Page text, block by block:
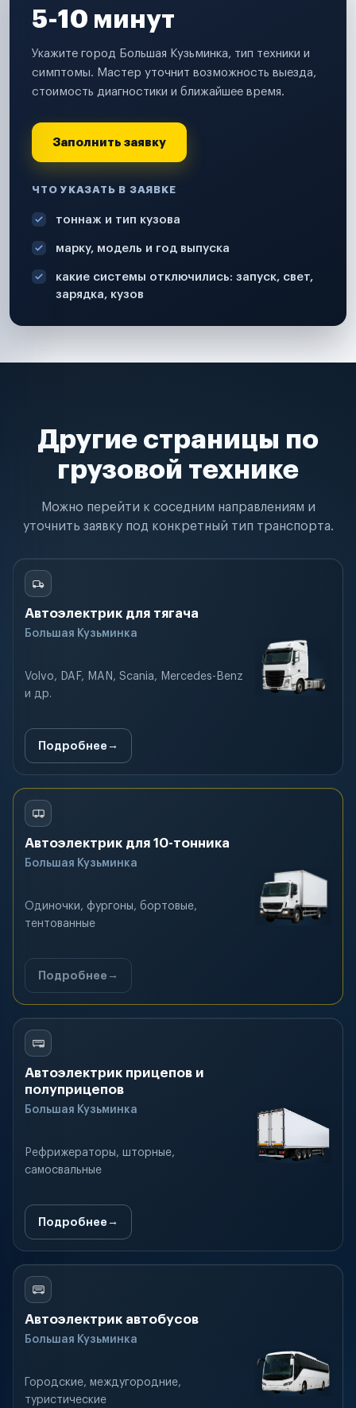
5-10 минут
Укажите город Большая Кузьминка, тип техники и
симптомы. Мастер уточнит возможность выезда,
стоимость диагностики и ближайшее время.
Заполнить заявку
ЧТО УКАЗАТЬ В ЗАЯВКЕ
тоннаж и тип кузова
марку, модель и год выпуска
какие системы отключились: запуск, свет,
зарядка, кузов
Другие страницы по
грузовой технике
Можно перейти к соседним направлениям и
уточнить заявку под конкретный тип транспорта.
Автоэлектрик для тягача
Большая Кузьминка
Volvo, DAF, MAN, Scania, Mercedes-Benz
и др.
Подробнее
Автоэлектрик для 10-тонника
Большая Кузьминка
Одиночки, фургоны, бортовые,
тентованные
Подробнее
Автоэлектрик прицепов и
полуприцепов
Большая Кузьминка
Рефрижераторы, шторные,
самосвальные
Подробнее
Автоэлектрик автобусов
Большая Кузьминка
Городские, междугородние,
туристические